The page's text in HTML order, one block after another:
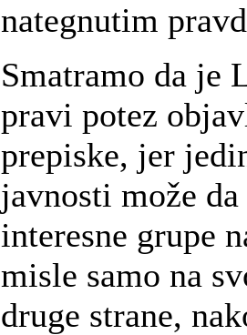
nategnutim
Smatramo da je
pravi potez
prepiske, jer
javnosti može
interesne grupe
misle samo na
druge strane,